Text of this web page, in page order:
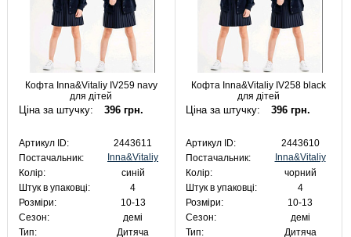
Кофта Inna&Vitaliy IV259 navy
для дітей
Ціна за штучку: 396 грн.
Артикул ID:
2443611
Постачальник:
Inna&Vitaliy
Колір:
синій
Штук в упаковці:
4
Розміри:
10-13
Сезон:
демі
Тип:
Дитяча
Кофта Inna&Vitaliy IV258 black
для дітей
Ціна за штучку: 396 грн.
Артикул ID:
2443610
Постачальник:
Inna&Vitaliy
Колір:
чорний
Штук в упаковці:
4
Розміри:
10-13
Сезон:
демі
Тип:
Дитяча